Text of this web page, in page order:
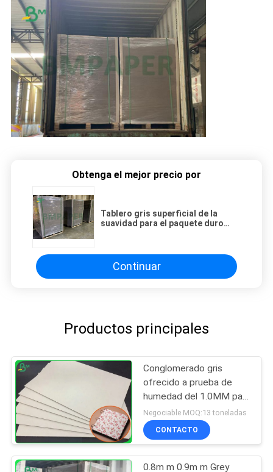
Obtenga el mejor precio por
Tablero gris superficial de la
suavidad para el paquete duro
Continuar
Productos principales
Conglomerado gris
ofrecido a prueba de
humedad del 1.0MM para
el cuaderno del
Hardcover
Negociable MOQ:13 toneladas
CONTACTO
0.8m m 0.9m m Grey